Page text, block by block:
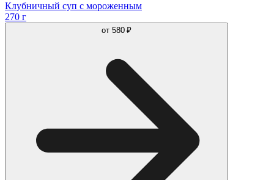
Клубничный суп с мороженным
270 г
от 580 ₽